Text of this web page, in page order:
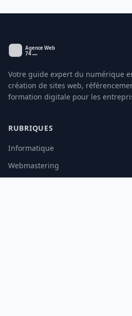
Votre guide expert du numérique
création de sites web,
formation digitale pour les
RUBRIQUES
Informatique
Webmastering